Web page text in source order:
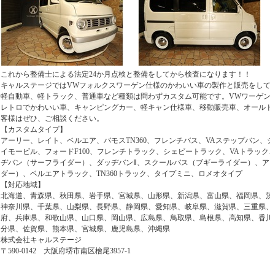
これから整備士による法定24か月点検と整備をしてから検査になります！！
キャルステージではVWフォルクスワーゲン仕様のかわいい車の製作と販売をし
軽自動車、軽トラック、普通車など種類は問わずカスタム可能です。VWワーゲ
レトロでかわいい車、キャンピングカー、軽キャン仕様車、移動販売車、オー
客様はぜひ、ご相談ください。
【カスタムタイプ】
アーリー、レイト、ベルエア、バモスTN360、フレンチバス、VAステップバン
イモービル、フォードF100、フレンチトラック、シェビートラック、VAトラッ
ヂバン（サーフライダー）、ダッヂバンⅡ、スクールバス（ブギーライダー）、
ダー）、ベルエアトラック、TN360トラック、タイプミニ、ロメオタイプ
【対応地域】
北海道、青森県、秋田県、岩手県、宮城県、山形県、新潟県、富山県、福岡県
神奈川県、千葉県、山梨県、長野県、静岡県、愛知県、岐阜県、滋賀県、三重
府、兵庫県、和歌山県、山口県、岡山県、広島県、鳥取県、島根県、高知県、
分県、佐賀県、熊本県、宮城県、鹿児島県、沖縄県
株式会社キャルステージ
〒590-0142 大阪府堺市南区檜尾3957-1